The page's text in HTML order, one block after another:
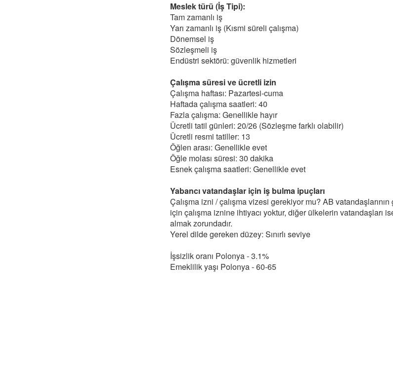
Meslek türü (İş Tipi):
Tam zamanlı iş
Yarı zamanlı iş (Kısmi süreli çalışma)
Dönemsel iş
Sözleşmeli iş
Endüstri sektörü: güvenlik hizmetleri
Çalışma süresi ve ücretli izin
Çalışma haftası: Pazartesi-cuma
Haftada çalışma saatleri: 40
Fazla çalışma: Genellikle hayır
Ücretli tatil günleri: 20/26 (Sözleşme farklı olabilir)
Ücretli resmi tatiller: 13
Öğlen arası: Genellikle evet
Öğle molası süresi: 30 dakika
Esnek çalışma saatleri: Genellikle evet
Yabancı vatandaşlar için iş bulma ipuçları
Çalışma izni / çalışma vizesi gerekiyor mu? AB
için çalışma iznine ihtiyacı yoktur, diğer ülkelerin vatandaşları
almak zorundadır.
Yerel dilde gereken düzey: Sınırlı seviye
İşsizlik oranı Polonya - 3.1%
Emeklilik yaşı Polonya - 60-65